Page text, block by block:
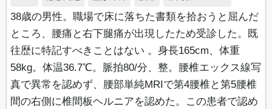
38歳の男性。職場で床に落ちた書類を拾おうと屈んだ
ところ、腰痛と右下腿痛が出現したため受診した。既
往歴に特記すべきことはない 。身長165cm、体重
58kg。体温36.7℃。脈拍80/分、整。腰椎エックス線写
真で異常を認めず、腰部単純MRIで第4腰椎と第5腰椎
間の右側に椎間板ヘルニアを認めた。この患者で認め